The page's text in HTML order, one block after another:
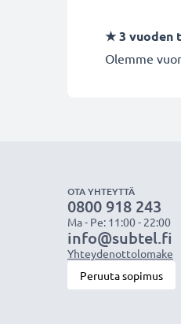
★3 vuoden
Olemme
OTA YHTEYTTÄ
0800 918 243
Ma - Pe: 11:00 - 22:00
info@subtel.fi
Yhteydenottolomake
Peruuta sopimus